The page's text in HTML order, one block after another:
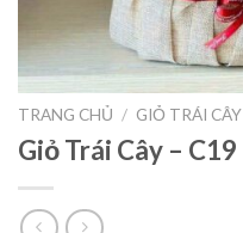
TRANG CHỦ / GIỎ TRÁI CÂY
Giỏ Trái Cây – C19